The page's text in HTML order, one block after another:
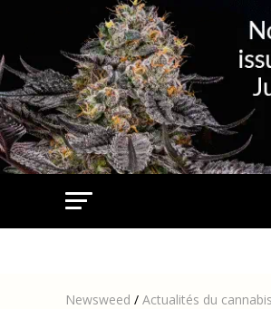
Newsweed / Actualités du cannabis